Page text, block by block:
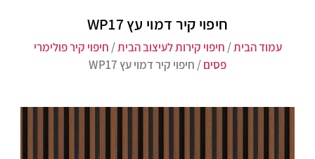
חיפוי קיר דמוי עץ WP17
עמוד הבית/ חיפוי קירות לעיצוב הבית/ חיפוי קיר פולימרי
פסים/ חיפוי קיר דמוי עץ WP17